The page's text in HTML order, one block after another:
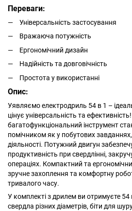
Переваги:
Універсальність застосування
Вражаюча потужність
Ергономічний дизайн
Надійність та довговічність
Простота у використанні
Опис:
Уявляємо електродриль 54 в 1 –
цінує універсальність та
багатофункціональний інструмент
помічником як у побутових завданнях,
діяльності. Потужний двигун
продуктивність при свердлінні,
операціях. Компактний та
зручне захоплення та комфортну
тривалого часу.
У комплекті з дрилем ви отримуєте
свердла різних діаметрів, біти для